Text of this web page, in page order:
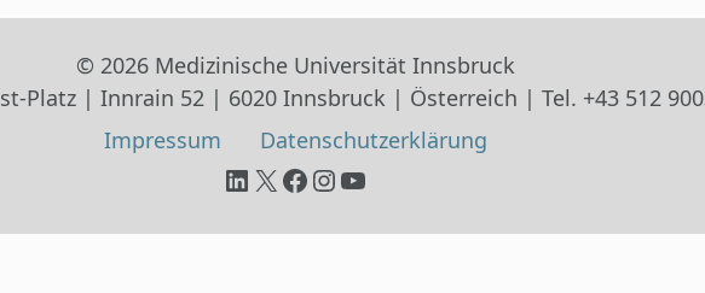
© 2026 Medizinische Universität Innsbruck
Platz | Innrain 52 | 6020 Innsbruck | Österreich | Tel. +43 512
Impressum
Datenschutz­erklärung
LinkedIn
X Facebook
Instagram
YouTube